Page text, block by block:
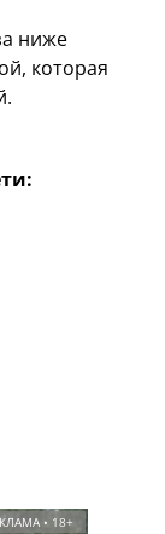
ниже
которая
• 18+